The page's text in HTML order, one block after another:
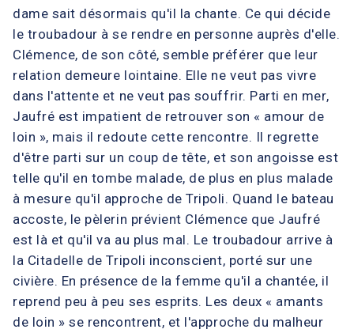
dame sait désormais qu'il la chante. Ce qui décide
le troubadour à se rendre en personne auprès d'elle.
Clémence, de son côté, semble préférer que leur
relation demeure lointaine. Elle ne veut pas vivre
dans l'attente et ne veut pas souffrir. Parti en mer,
Jaufré est impatient de retrouver son « amour de
loin », mais il redoute cette rencontre. Il regrette
d'être parti sur un coup de tête, et son angoisse est
telle qu'il en tombe malade, de plus en plus malade
à mesure qu'il approche de Tripoli. Quand le bateau
accoste, le pèlerin prévient Clémence que Jaufré
est là et qu'il va au plus mal. Le troubadour arrive à
la Citadelle de Tripoli inconscient, porté sur une
civière. En présence de la femme qu'il a chantée, il
reprend peu à peu ses esprits. Les deux « amants
de loin » se rencontrent, et l'approche du malheur